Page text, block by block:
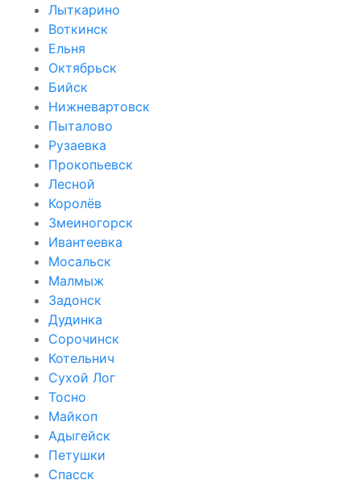
Лыткарино
Воткинск
Ельня
Октябрьск
Бийск
Нижневартовск
Пыталово
Рузаевка
Прокопьевск
Лесной
Королёв
Змеиногорск
Ивантеевка
Мосальск
Малмыж
Задонск
Дудинка
Сорочинск
Котельнич
Сухой Лог
Тосно
Майкоп
Адыгейск
Петушки
Спасск